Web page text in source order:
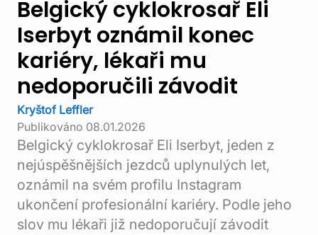
Belgický cyklokrosař Eli
Iserbyt oznámil konec
kariéry, lékaři mu
nedoporučili závodit
Kryštof Leffler
Publikováno 08.01.2026
Belgický cyklokrosař Eli Iserbyt, jeden z
nejúspěšnějších jezdců uplynulých let,
oznámil na svém profilu Instagram
ukončení profesionální kariéry. Podle jeho
slov mu lékaři již nedoporučují závodit